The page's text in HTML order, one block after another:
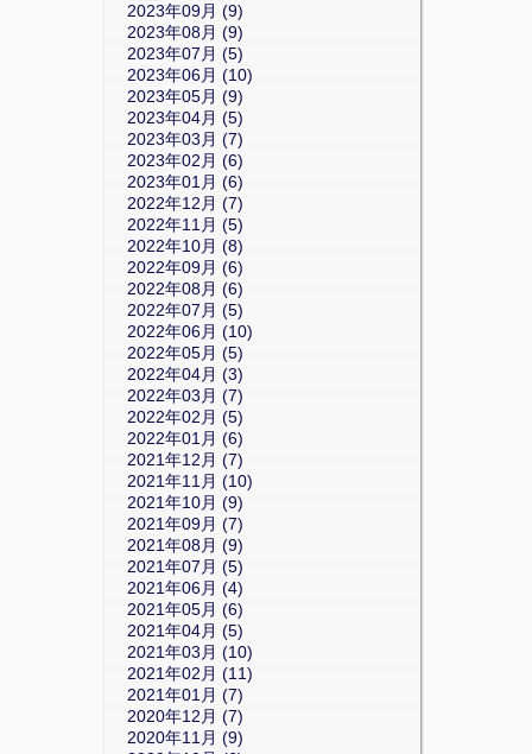
2023年09月 (9)
2023年08月 (9)
2023年07月 (5)
2023年06月 (10)
2023年05月 (9)
2023年04月 (5)
2023年03月 (7)
2023年02月 (6)
2023年01月 (6)
2022年12月 (7)
2022年11月 (5)
2022年10月 (8)
2022年09月 (6)
2022年08月 (6)
2022年07月 (5)
2022年06月 (10)
2022年05月 (5)
2022年04月 (3)
2022年03月 (7)
2022年02月 (5)
2022年01月 (6)
2021年12月 (7)
2021年11月 (10)
2021年10月 (9)
2021年09月 (7)
2021年08月 (9)
2021年07月 (5)
2021年06月 (4)
2021年05月 (6)
2021年04月 (5)
2021年03月 (10)
2021年02月 (11)
2021年01月 (7)
2020年12月 (7)
2020年11月 (9)